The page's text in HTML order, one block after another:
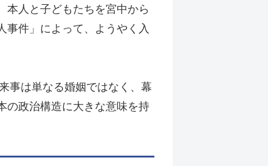
本人と子どもたちを宮中から
事件」によって、ようやく入
事は単なる婚姻ではなく、幕
の政治構造に大きな意味を持